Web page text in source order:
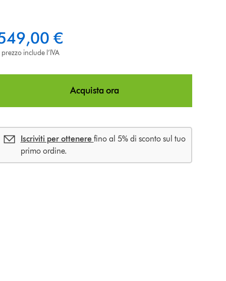
€
prezzo include l’IVA
Acquista ora
Iscriviti per ottenere fino al 5% di sconto sul tuo
primo ordine.